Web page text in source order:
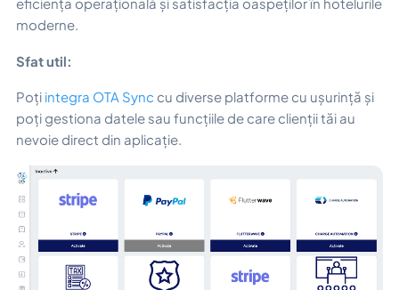
moderne.
Sfat util:
Poți integra OTA Sync cu diverse platforme cu ușurință și
poți gestiona datele sau funcțiile de care clienții tăi au
nevoie direct din aplicație.